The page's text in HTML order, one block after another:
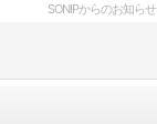
SONIPからのお知らせ